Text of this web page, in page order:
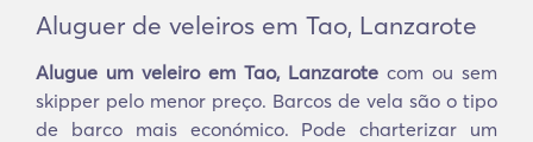
Aluguer de veleiros em Tao, Lanzarote
Alugue um veleiro em Tao, Lanzarote com ou sem
skipper pelo menor preço. Barcos de vela são o tipo
de barco mais económico. Pode charterizar um